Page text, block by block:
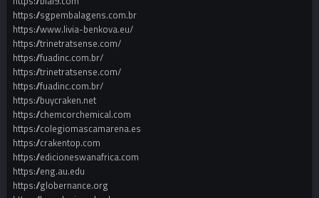
https://sgpembalagens.com.br
https://www.livia-benkova.eu/
https://trinetratsense.com/
https://fuadinc.com.br/
https://trinetratsense.com/
https://fuadinc.com.br/
https://buycraken.net
https://chemcorchemical.com
https://colegiomascamarena.es
https://crakentop.com
https://edicioneswanafrica.com
https://eng.au.edu
https://globernance.org